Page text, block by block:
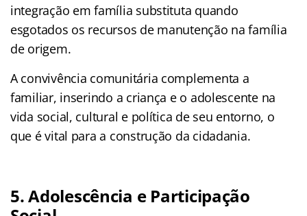
integração em família substituta quando
esgotados os recursos de manutenção na família
de origem.
A convivência comunitária complementa a
familiar, inserindo a criança e o adolescente na
vida social, cultural e política de seu entorno, o
que é vital para a construção da cidadania.
5. Adolescência e Participação